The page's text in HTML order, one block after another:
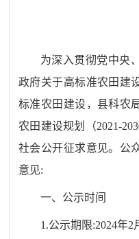
为深入贯彻党中央
政府关于高标准农田建
标准农田建设，县科农
农田建设规划（2021-
社会公开征求意见。公
意见:
一、公示时间
1.公示期限:2024年2